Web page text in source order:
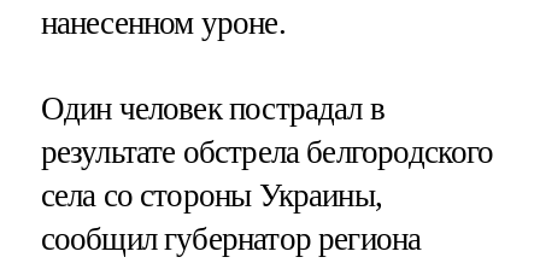
нанесенном уроне.
Один человек пострадал в
результате обстрела белгородского
села со стороны Украины,
сообщил губернатор региона